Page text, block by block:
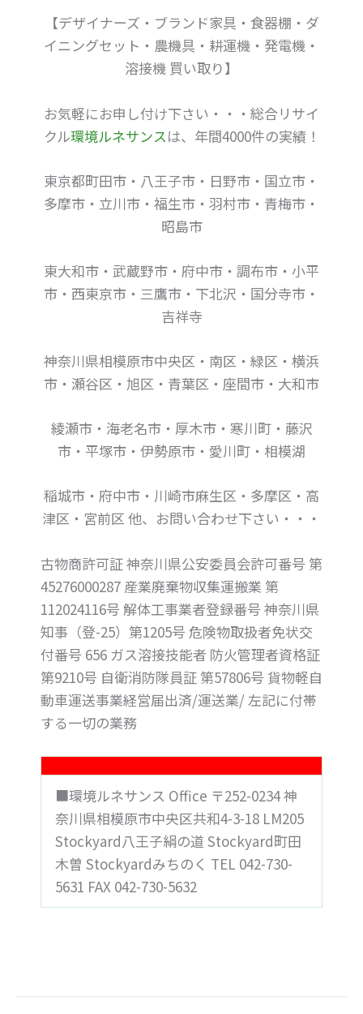
【デザイナーズ・ブランド家具・食器棚・ダ
イニングセット・農機具・耕運機・発電機・
溶接機 買い取り】
お気軽にお申し付け下さい・・・総合リサイ
クル環境ルネサンスは、年間4000件の実績！
東京都町田市・八王子市・日野市・国立市・
多摩市・立川市・福生市・羽村市・青梅市・
昭島市
東大和市・武蔵野市・府中市・調布市・小平
市・西東京市・三鷹市・下北沢・国分寺市・
吉祥寺
神奈川県相模原市中央区・南区・緑区・横浜
市・瀬谷区・旭区・青葉区・座間市・大和市
綾瀬市・海老名市・厚木市・寒川町・藤沢
市・平塚市・伊勢原市・愛川町・相模湖
稲城市・府中市・川崎市麻生区・多摩区・高
津区・宮前区 他、お問い合わせ下さい・・・
古物商許可証 神奈川県公安委員会許可番号 第
45276000287 産業廃棄物収集運搬業 第
112024116号 解体工事業者登録番号 神奈川県
知事（登-25）第1205号 危険物取扱者免状交
付番号 656 ガス溶接技能者 防火管理者資格証
第9210号 自衛消防隊員証 第57806号 貨物軽自
動車運送事業経営届出済/運送業/ 左記に付帯
する一切の業務
■環境ルネサンス Office 〒252-0234 神
奈川県相模原市中央区共和4-3-18 LM205
Stockyard八王子絹の道 Stockyard町田
木曽 Stockyardみちのく TEL 042-730-
5631 FAX 042-730-5632